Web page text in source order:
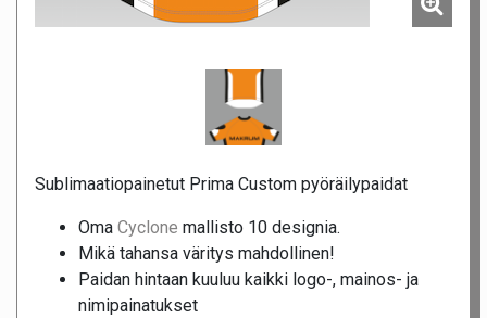
Sublimaatiopainetut Prima Custom pyöräilypaidat
Oma Cyclone mallisto 10 designia.
Mikä tahansa väritys mahdollinen!
Paidan hintaan kuuluu kaikki logo-, mainos- ja
nimipainatukset